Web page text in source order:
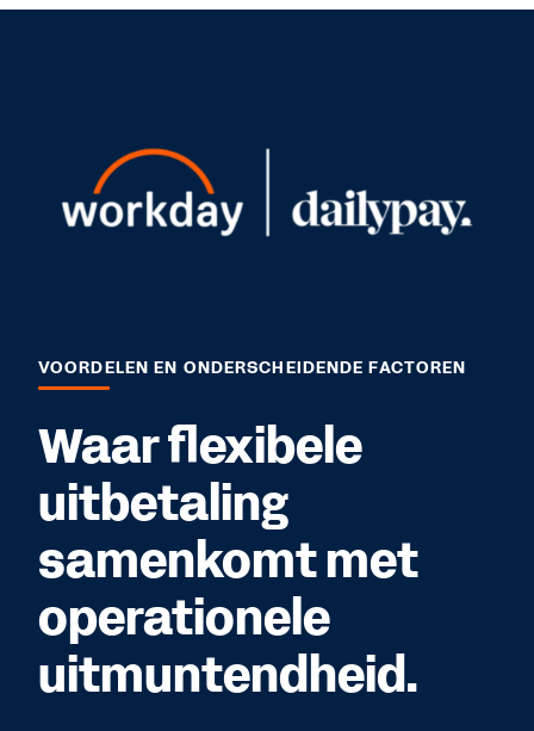
VOORDELEN EN ONDERSCHEIDENDE FACTOREN
Waar flexibele
uitbetaling
samenkomt met
operationele
uitmuntendheid.